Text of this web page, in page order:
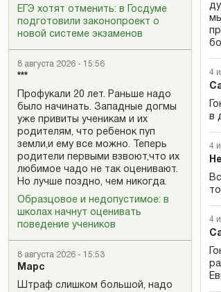
ЕГЭ хотят отменить: в Госдуме
подготовили законопроект о
новой системе экзаменов
8 августа 2026 - 15:56
***
Профукали 20 лет. Раньше надо
было начинать. Западные догмы
уже привиты ученикам и их
родителям, что ребенок пуп
земли,и ему все можно. Теперь
родители первыми взвоют,что их
любимое чадо не так оценивают.
Но лучше поздно, чем никогда.
Образцовое и недопустимое: в
школах начнут оценивать
поведение учеников
8 августа 2026 - 15:53
Марс
Штраф слишком большой, надо
4
в
4
4